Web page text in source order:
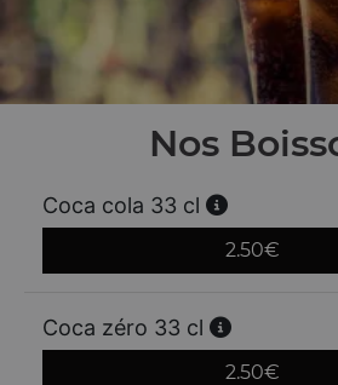
Nos
Coca cola 33 cl
2.50€
Coca zéro 33 cl
2.50€